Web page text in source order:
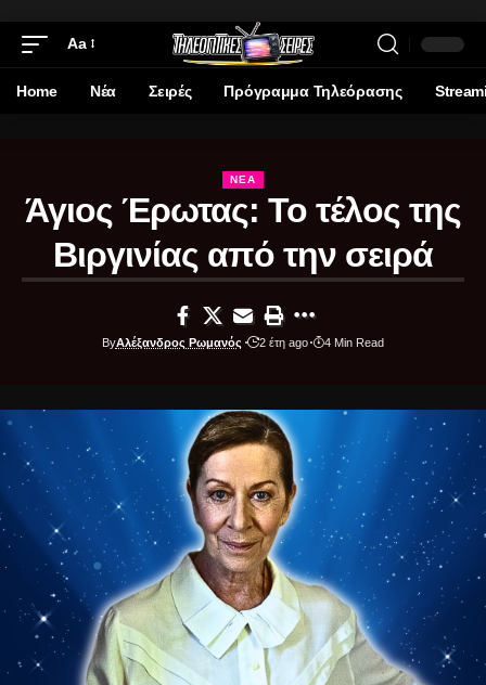
Aa
Home Νέα Σειρές Πρόγραμμα Τηλεόρασης
ΝΈΑ
Άγιος Έρωτας: Το τέλος της
Βιργινίας από την σειρά
ByΑλέξανδρος Ρωμανός 2 έτη ago 4 Min Read